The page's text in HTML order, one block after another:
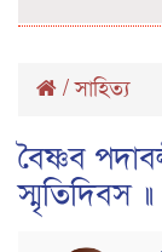
/সাহিত্য
বৈষ্ণব
স্মৃতিদিবস ॥